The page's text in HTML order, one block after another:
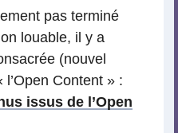
pas terminé
louable, il y a
(nouvel
l’Open Content » :
issus de l’Open